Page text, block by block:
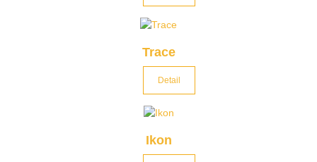
Trace
Detail
Ikon